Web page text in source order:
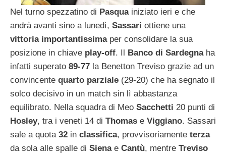
Nel turno spezzatino di Pasquainiziato ieri e che
andrà avanti sino a lunedì, Sassari ottiene una
vittoria importantissimaper consolidare la sua
posizione in chiave play-off. Il Banco di Sardegnaha
infatti superato 89-77 la Benetton Treviso grazie ad un
convincente quarto parziale (29-20) che ha segnato il
solco decisivo in un match sin lì abbastanza
equilibrato. Nella squadra di Meo Sacchetti 20 punti di
Hosley, tra i veneti 14 di Thomas e Viggiano. Sassari
sale a quota 32 in classifica, provvisoriamente terza
da sola alle spalle di Sienae Cantù, mentre Treviso